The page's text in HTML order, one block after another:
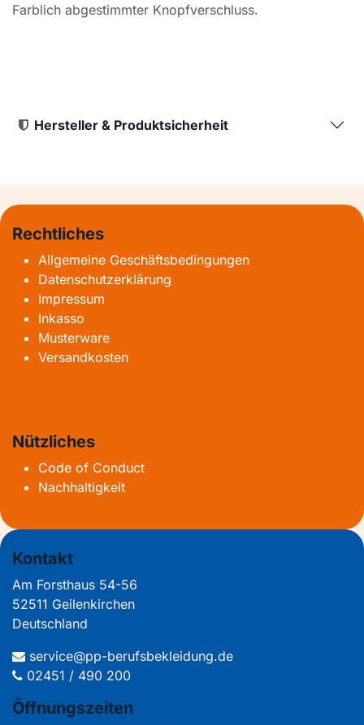
Farblich abgestimmter Knopfverschluss.
Hersteller & Produktsicherheit
Rechtliches
Allgemeine Geschäftsbedingungen
Datenschutzerklärung
Impressum
Inkasso
Musterware
Versandkosten
Nützliches
Code of Conduct
Nachhaltigkeit
Kontakt
Am Forsthaus 54-56
52511 Geilenkirchen
Deutschland
service@pp-berufsbekleidung.de
02451 / 490 200
Öffnungszeiten